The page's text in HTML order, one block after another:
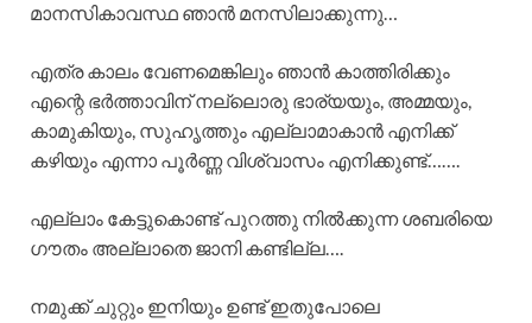
മാനസികാവസ്ഥ ഞാൻ മനസിലാക്കുന്നു…
എത്ര കാലം വേണമെങ്കിലും ഞാൻ കാത്തിരിക്കും
എന്റെ ഭർത്താവിന് നല്ലൊരു ഭാര്യയും, അമ്മയും,
കാമുകിയും, സുഹൃത്തും എല്ലാമാകാൻ എനിക്ക്
കഴിയും എന്നാ പൂർണ്ണ വിശ്വാസം എനിക്കുണ്ട്…….
എല്ലാം കേട്ടുകൊണ്ട് പുറത്തു നിൽക്കുന്ന ശബരിയെ
ഗൗതം അല്ലാതെ ജാനി കണ്ടില്ല….
നമുക്ക് ചുറ്റും ഇനിയും ഉണ്ട് ഇതുപോലെ